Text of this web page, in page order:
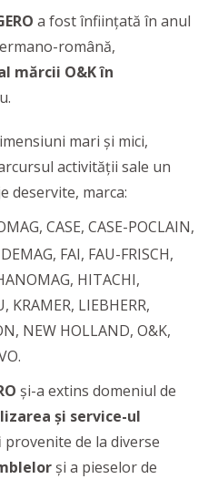
a fost înființată în anul
română,
mărcii O&K în
mari și mici,
activității sale un
deservite, marca:
CASE, CASE-POCLAIN,
FAI, FAU-FRISCH,
HITACHI,
KRAMER, LIEBHERR,
NEW HOLLAND, O&K,
și-a extins domeniul de
și service-ul
provenite de la diverse
și a pieselor de